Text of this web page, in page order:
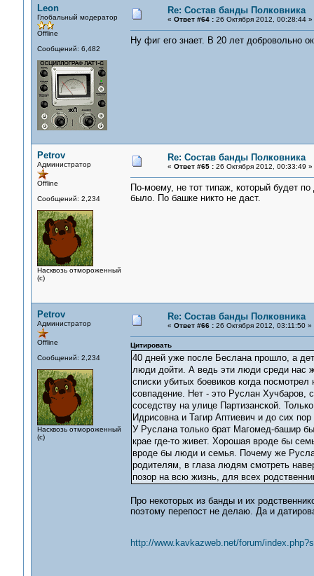
Leon
Глобальный модератор
Offline
Сообщений: 6,482
Re: Состав банды Полковника
« Ответ #64 :26 Октября 2012, 00:28:44 »
Ну фиг его знает. В 20 лет добровольно
Petrov
Администратор
Offline
Сообщений: 2,234
Насквозь отмороженный
(с)
Re: Состав банды Полковника
« Ответ #65 :26 Октября 2012, 00:33:49 »
По-моему, не тот типаж, который будет
было. По башке никто не даст.
Petrov
Администратор
Offline
Сообщений: 2,234
Насквозь отмороженный
(с)
Re: Состав банды Полковника
« Ответ #66 :26 Октября 2012, 03:11:50 »
Цитировать
40 дней уже после Беслана прошло, а
люди дойти. А ведь эти люди среди нас
списки убитых боевиков когда
совпадение. Нет - это Руслан Хучбаров,
соседству на улице Партизанской.
Идрисовна и Тагир Аптиевич и до сих
У Руслана только брат Магомед-башир
крае где-то живет. Хорошая вроде бы
вроде бы люди и семья. Почему же
родителям, в глаза людям смотреть
позор на всю жизнь, для всех
Про некоторых из банды и их
поэтому перепост не делаю. Да и
http://www.kavkazweb.net/forum/